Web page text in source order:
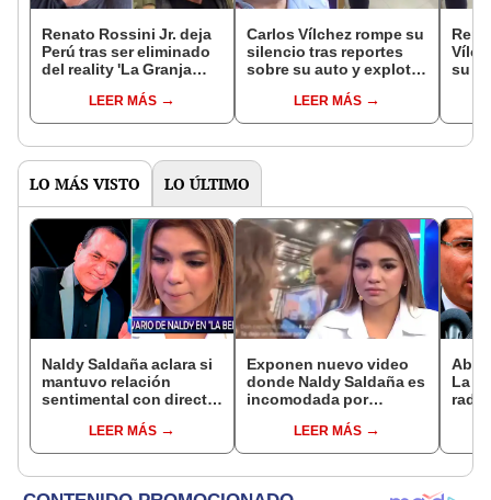
Renato Rossini Jr. deja
Perú tras ser eliminado
del reality 'La Granja
'funado' y me voy"
LEER MÁS
Carlos Vílchez rompe su
silencio tras reportes
sobre su auto y explota:
ahí no llegan las
cámaras"
LEER MÁS
su
LO MÁS VISTO LO ÚLTIMO
Naldy Saldaña aclara si
mantuvo relación
sentimental con director
denunciarlo por
tocamientos: “Me
LEER MÁS
Exponen nuevo video
donde Naldy Saldaña es
incomodada por
Luz: la agarra de la
mano sin su
LEER MÁS
La